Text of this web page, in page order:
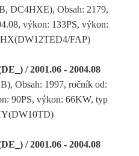
DC4HXE), Obsah: 2179,
výkon: 133PS, výkon:
FAP)
/ 2001.06 - 2004.08
Obsah: 1997, ročník od:
90PS, výkon: 66KW, typ
/ 2001.06 - 2004.08